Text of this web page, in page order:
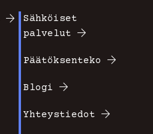
Footer
2
Sähköiset
palvelut
Päätöksenteko
Blogi
Yhteystiedot